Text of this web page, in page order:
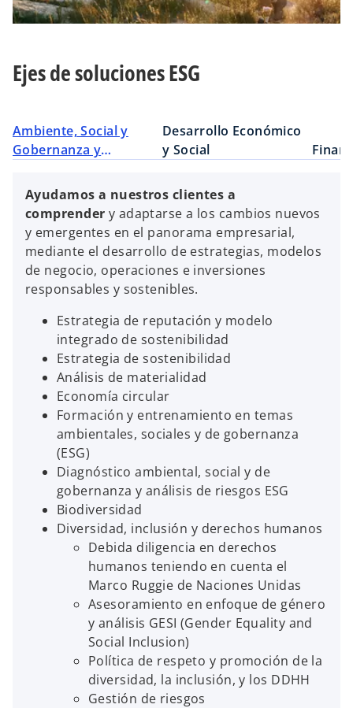
Ejes de soluciones ESG
Ambiente, Social y
Gobernanza y
Desarrollo Económico
y Social
Ayudamos a nuestros clientes a
comprender y adaptarse a los cambios nuevos
y emergentes en el panorama empresarial,
mediante el desarrollo de estrategias, modelos
de negocio, operaciones e inversiones
responsables y sostenibles.
Estrategia de reputación y modelo
integrado de sostenibilidad
Estrategia de sostenibilidad
Análisis de materialidad
Economía circular
Formación y entrenamiento en temas
ambientales, sociales y de gobernanza
(ESG)
Diagnóstico ambiental, social y de
gobernanza y análisis de riesgos ESG
Biodiversidad
Diversidad, inclusión y derechos humanos
Debida diligencia en derechos
humanos teniendo en cuenta el
Marco Ruggie de Naciones Unidas
Asesoramiento en enfoque de género
y análisis GESI (Gender Equality and
Social Inclusion)
Política de respeto y promoción de la
diversidad, la inclusión, y los DDHH
Gestión de riesgos